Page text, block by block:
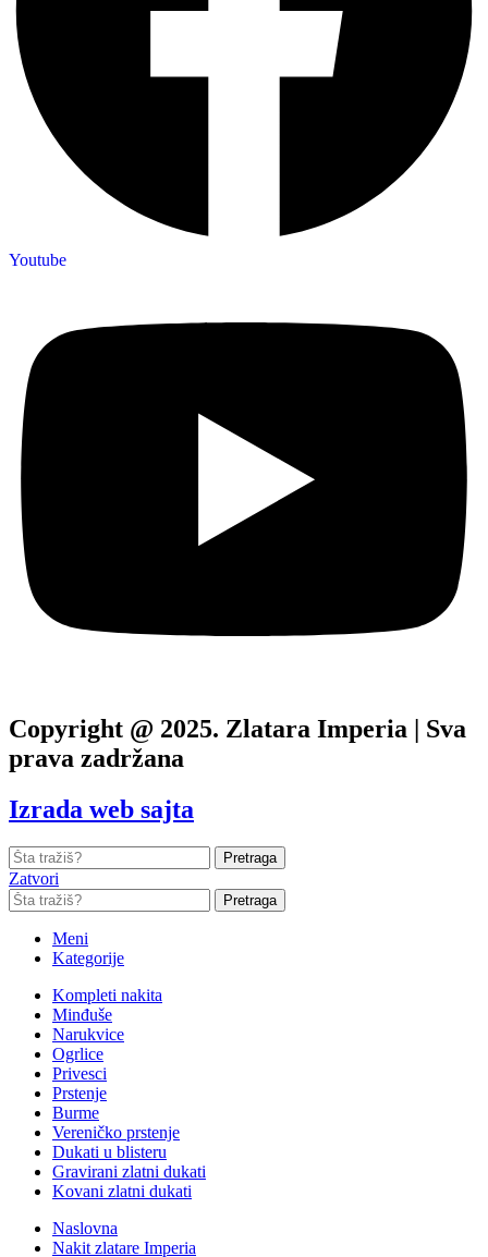
Youtube
Copyright @ 2025. Zlatara Imperia | Sva
prava zadržana
Izrada web sajta
Pretraga
Zatvori
Pretraga
Meni
Kategorije
Kompleti nakita
Minđuše
Narukvice
Ogrlice
Privesci
Prstenje
Burme
Vereničko prstenje
Dukati u blisteru
Gravirani zlatni dukati
Kovani zlatni dukati
Naslovna
Nakit zlatare Imperia